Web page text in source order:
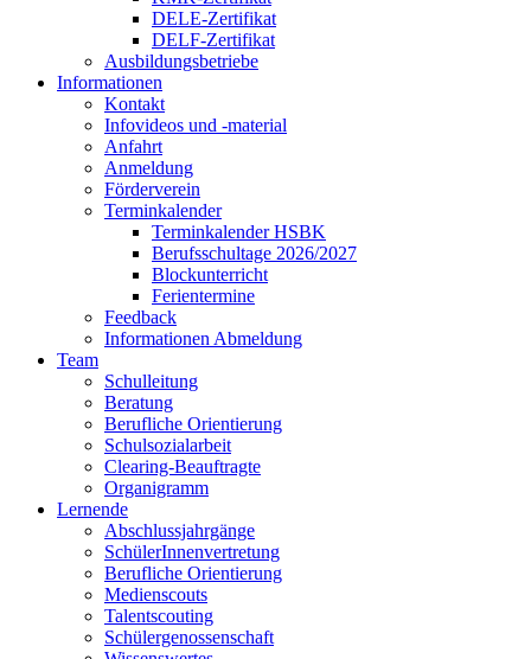
DELE-Zertifikat
DELF-Zertifikat
Ausbildungsbetriebe
Informationen
Kontakt
Infovideos und -material
Anfahrt
Anmeldung
Förderverein
Terminkalender
Terminkalender HSBK
Berufsschultage 2026/2027
Blockunterricht
Ferientermine
Feedback
Informationen Abmeldung
Team
Schulleitung
Beratung
Berufliche Orientierung
Schulsozialarbeit
Clearing-Beauftragte
Organigramm
Lernende
Abschlussjahrgänge
SchülerInnenvertretung
Berufliche Orientierung
Medienscouts
Talentscouting
Schüler­genossen­schaft